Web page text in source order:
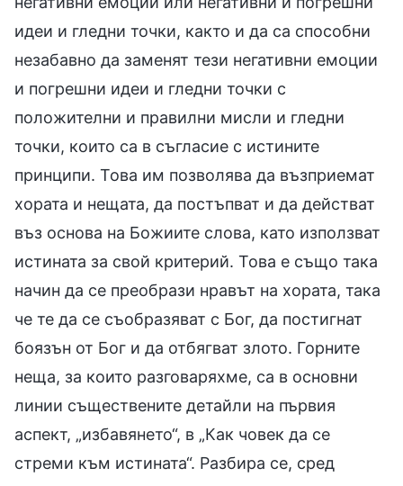
идеи и гледни точки, както и да са способни
незабавно да заменят тези негативни емоции
и погрешни идеи и гледни точки с
положителни и правилни мисли и гледни
точки, които са в съгласие с истините
принципи. Това им позволява да възприемат
хората и нещата, да постъпват и да действат
въз основа на Божиите слова, като използват
истината за свой критерий. Това е също така
начин да се преобрази нравът на хората, така
че те да се съобразяват с Бог, да постигнат
боязън от Бог и да отбягват злото. Горните
неща, за които разговаряхме, са в основни
линии съществените детайли на първия
аспект, „избавянето“, в „Как човек да се
стреми към истината“. Разбира се, сред